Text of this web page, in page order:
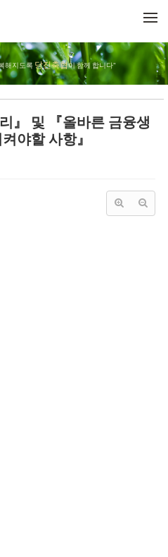
해지도록 당진축협이 함께 합니다"
』 및 『올바른 금융생
야할 사항』